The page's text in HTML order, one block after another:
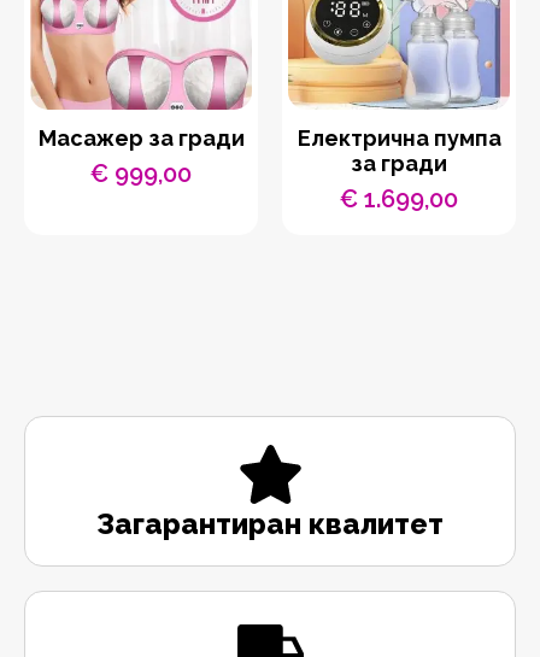
Масажер за гради
€ 999,00
Електрична пумпа
за гради
€ 1.699,00
Загарантиран квалитет